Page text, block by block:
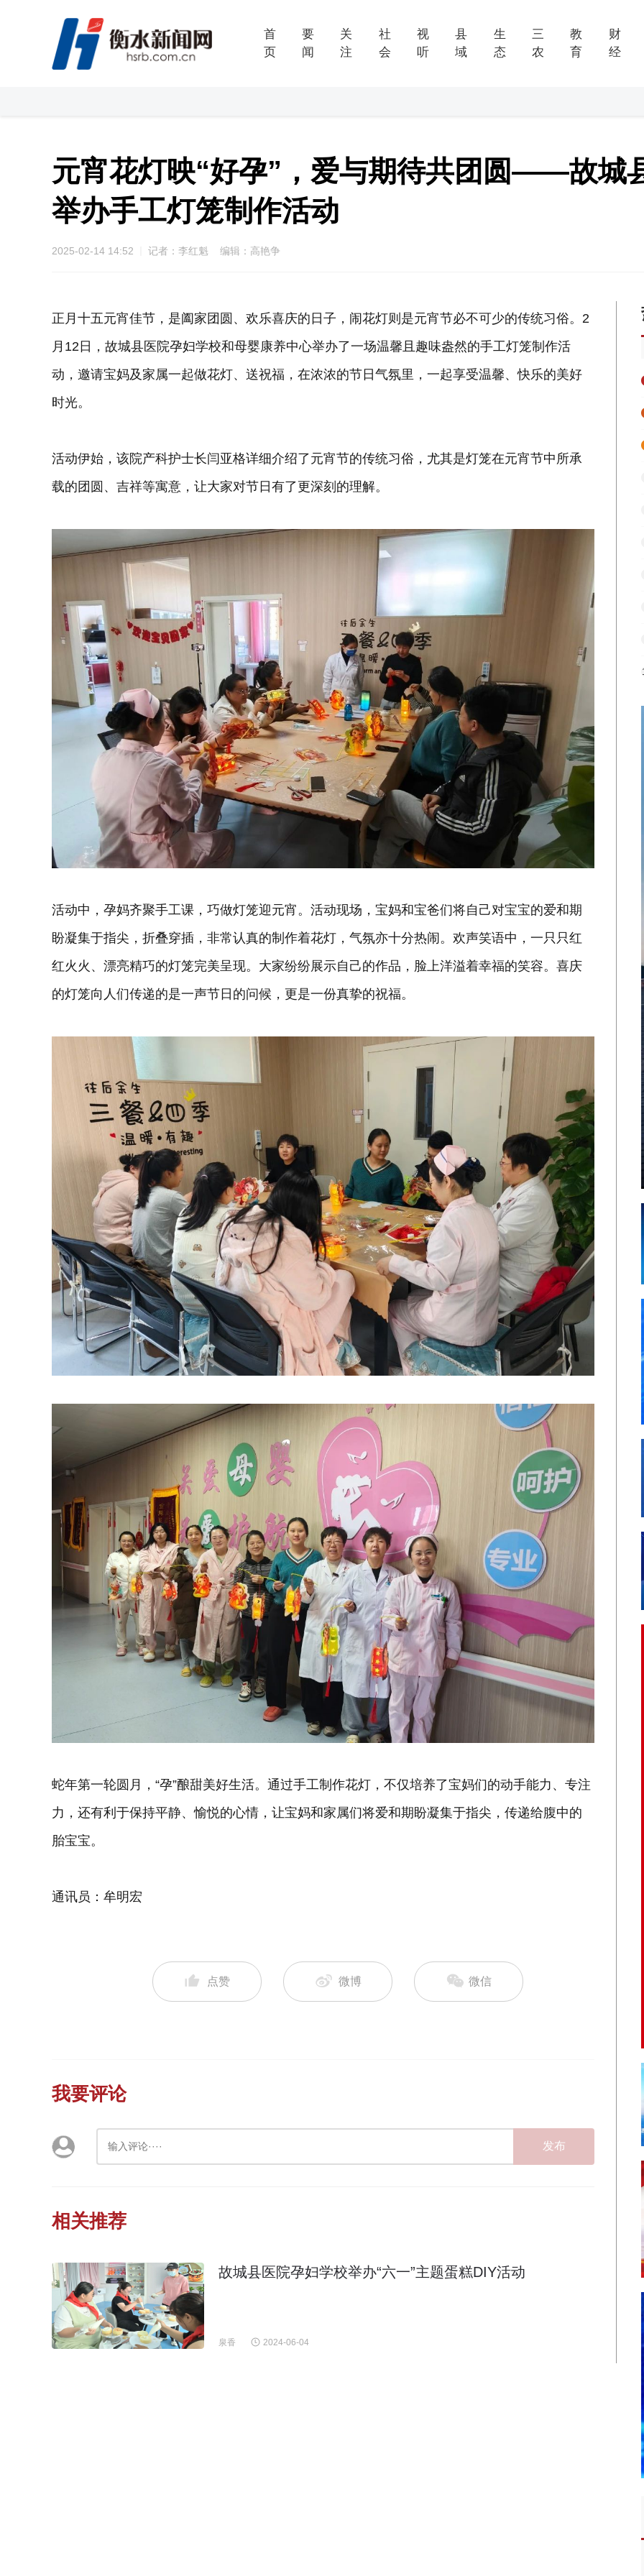
首
页
要
闻
关
注
社
会
视
听
县
域
生
态
三
农
教
育
财
经
元宵花灯映“好孕”，爱与期待共团圆——故城
举办手工灯笼制作活动
2025-02-14 14:52 记者：李红魁 编辑：高艳争
正月十五元宵佳节，是阖家团圆、欢乐喜庆的日子，闹花灯则是元宵节必不可少的传统习俗。2
月12日，故城县医院孕妇学校和母婴康养中心举办了一场温馨且趣味盎然的手工灯笼制作活
动，邀请宝妈及家属一起做花灯、送祝福，在浓浓的节日气氛里，一起享受温馨、快乐的美好
时光。
活动伊始，该院产科护士长闫亚格详细介绍了元宵节的传统习俗，尤其是灯笼在元宵节中所承
载的团圆、吉祥等寓意，让大家对节日有了更深刻的理解。
活动中，孕妈齐聚手工课，巧做灯笼迎元宵。活动现场，宝妈和宝爸们将自己对宝宝的爱和期
盼凝集于指尖，折叠穿插，非常认真的制作着花灯，气氛亦十分热闹。欢声笑语中，一只只红
红火火、漂亮精巧的灯笼完美呈现。大家纷纷展示自己的作品，脸上洋溢着幸福的笑容。喜庆
的灯笼向人们传递的是一声节日的问候，更是一份真挚的祝福。
蛇年第一轮圆月，“孕”酿甜美好生活。通过手工制作花灯，不仅培养了宝妈们的动手能力、专注
力，还有利于保持平静、愉悦的心情，让宝妈和家属们将爱和期盼凝集于指尖，传递给腹中的
胎宝宝。
通讯员：牟明宏
点赞 微博 微信
我要评论
发布
相关推荐
故城县医院孕妇学校举办“六一”主题蛋糕DIY活动
泉香 2024-06-04